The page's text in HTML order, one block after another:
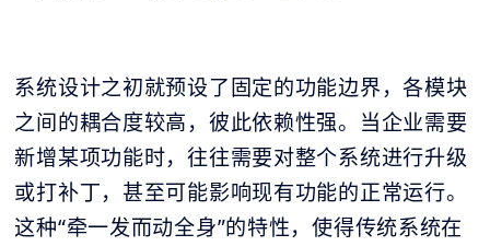
系统设计之初就预设了固定的功能边界，各模块
之间的耦合度较高，彼此依赖性强。当企业需要
新增某项功能时，往往需要对整个系统进行升级
或打补丁，甚至可能影响现有功能的正常运行。
这种“牵一发而动全身”的特性，使得传统系统在